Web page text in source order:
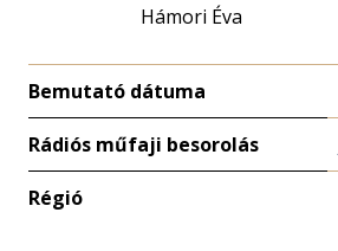
Hámori Éva
Bemutató dátuma
Rádiós műfaji besorolás
Régió